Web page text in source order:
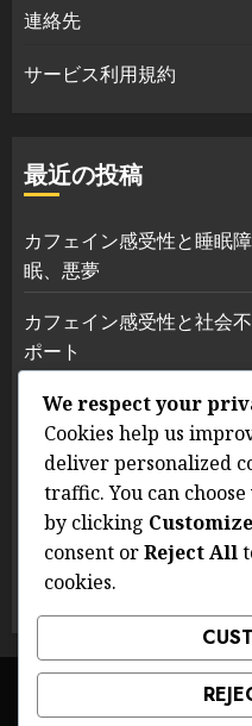
連絡先
サービス利用規約
最近の投稿
カフェイン感受性と睡眠
眠、悪夢
カフェイン感受性と社会
ポート
カフェイン感受性と対処
クゼーション技術、セラピ
カフェイン感受性管理戦
イルの変更、サポートグ
異文化におけるカフェイ
慣、健康に関する信念
私たちについて
クッキーポリシー
We respect your
Cookies help us
deliver personalized
traffic. You can
by clicking Customize
consent orReject All
cookies.